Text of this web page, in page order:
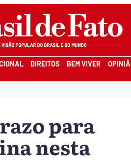
DIREITOS BEM VIVER
para
nesta